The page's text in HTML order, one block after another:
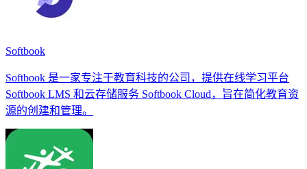
Softbook
Softbook 是一家专注于教育科技的公司，提供在线学习平台
Softbook LMS 和云存储服务 Softbook Cloud，旨在简化教育资
源的创建和管理。